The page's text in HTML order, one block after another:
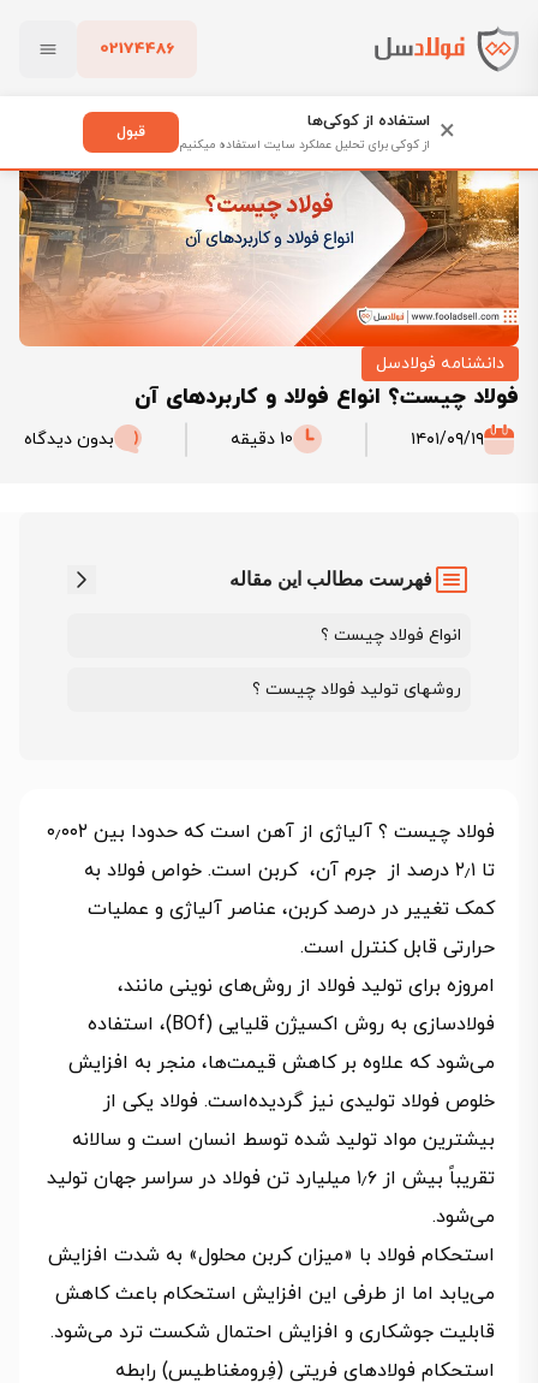
02174486
پاک کردن
فولادسل
دانشنامه فولادسل
فولاد چیست؟ انواع فولاد و کاربردهای آن
۱۴۰۱/۰۹/۱۹ 10 دقیقه بدون دیدگاه
فهرست مطالب این مقاله
انواع فولاد چیست ؟
روشهای توليد فولاد چیست ؟
فولاد چیست ؟ آلیاژی از آهن است که حدودا بین ۰٫۰۰۲
تا ۲٫۱ درصد از جرم آن، کربن است. خواص فولاد به
کمک تغییر در درصد کربن، عناصر آلیاژی و عملیات
حرارتی قابل کنترل است.
امروزه برای تولید فولاد از روش‌های نوینی مانند،
فولادسازی به روش اکسیژن قلیایی (BOf)، استفاده
می‌شود که علاوه بر کاهش قیمت‌ها، منجر به افزایش
خلوص فولاد تولیدی نیز گردیده‌است. فولاد یکی از
بیشترین مواد تولید شده توسط انسان است و سالانه
تقریباً بیش از ۱٫۶ میلیارد تن فولاد در سراسر جهان تولید
می‌شود.
استحکام فولاد با «میزان کربن محلول» به شدت افزایش
می‌یابد اما از طرفی این افزایش استحکام باعث کاهش
قابلیت جوشکاری و افزایش احتمال شکست ترد می‌شود.
استحکام فولادهای فریتی (فِرومغناطیس) رابطه
× استفاده از کوکی‌ها
از کوکی برای تحلیل عملکرد سایت استفاده میکنیم
قبول